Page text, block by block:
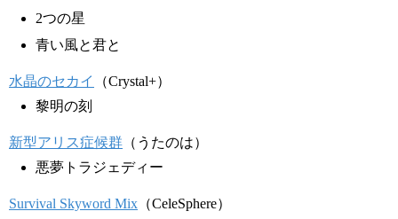
2つの星
青い風と君と
水晶のセカイ
（Crystal+）
黎明の刻
新型アリス症候群 （うたのは）
悪夢トラジェディー
Survival Skyword Mix （CeleSphere）